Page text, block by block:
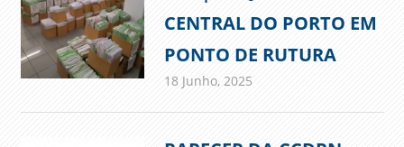
CENTRAL DO PORTO EM
PONTO DE RUTURA
18 Junho, 2025